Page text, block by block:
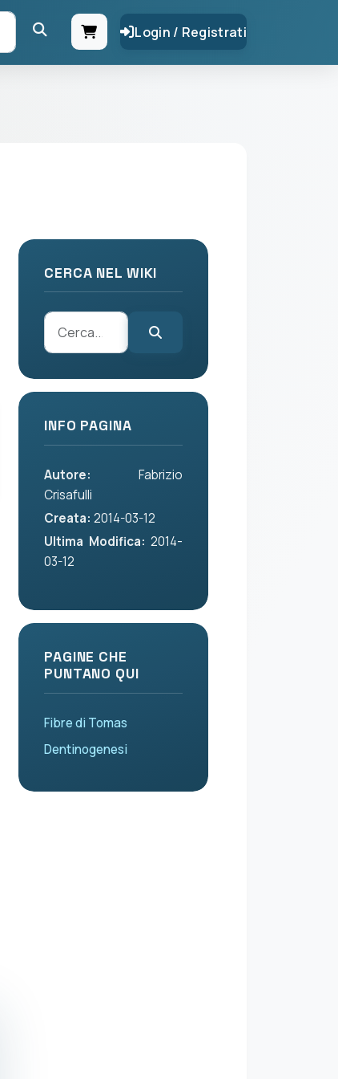
Login / Registrati
CERCA NEL WIKI
INFO PAGINA
Autore: Fabrizio
Crisafulli
Creata: 2014-03-12
Ultima Modifica: 2014-
03-12
PAGINE CHE
PUNTANO QUI
Fibre di Tomas
Dentinogenesi